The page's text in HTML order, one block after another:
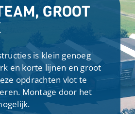
GROOT
is klein genoeg
en korte lijnen en groot
opdrachten vlot te
Montage door het